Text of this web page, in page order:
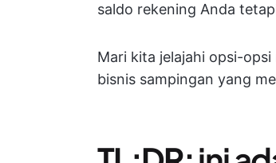
saldo rekening Anda
Mari kita jelajahi opsi-
bisnis sampingan yang